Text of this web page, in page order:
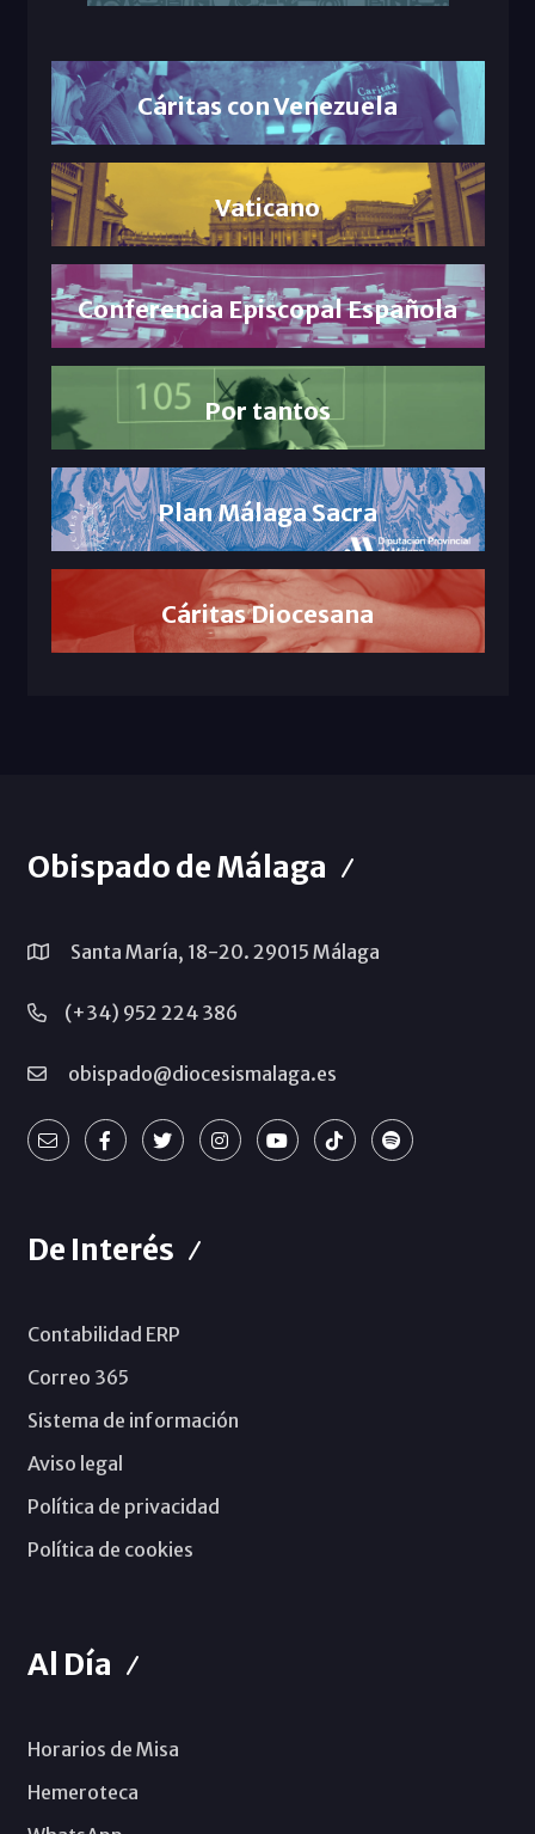
Cáritas con Venezuela
Vaticano
Conferencia Episcopal Española
Por tantos
Plan Málaga Sacra
Cáritas Diocesana
Obispado de Málaga
Santa María, 18-20. 29015 Málaga
(+34) 952 224 386
obispado@diocesismalaga.es
De Interés
Contabilidad ERP
Correo 365
Sistema de información
Aviso legal
Política de privacidad
Política de cookies
Al Día
Horarios de Misa
Hemeroteca